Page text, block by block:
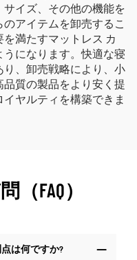
イズ、その他の機能を
アイテムを卸売するこ
満たすマットレス カ
になります。快適な寝
、卸売戦略により、小
質の製品をより安く提
ヤルティを構築できま
FAQ）
は何ですか?